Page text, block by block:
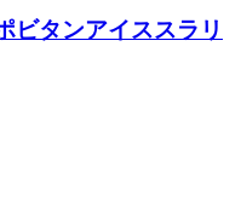
ビタンアイススラリ